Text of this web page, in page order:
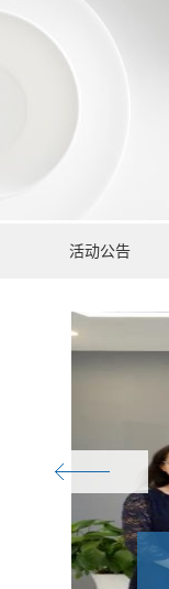
活动公告